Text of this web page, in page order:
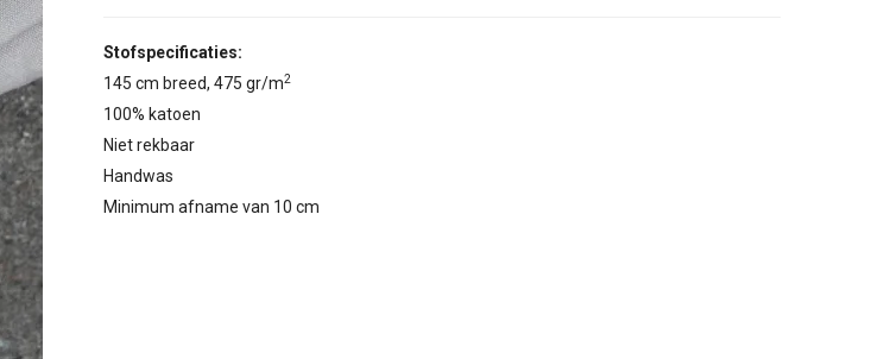
Stofspecificaties:
145 cm breed, 475 gr/m2
100% katoen
Niet rekbaar
Handwas
Minimum afname van 10 cm